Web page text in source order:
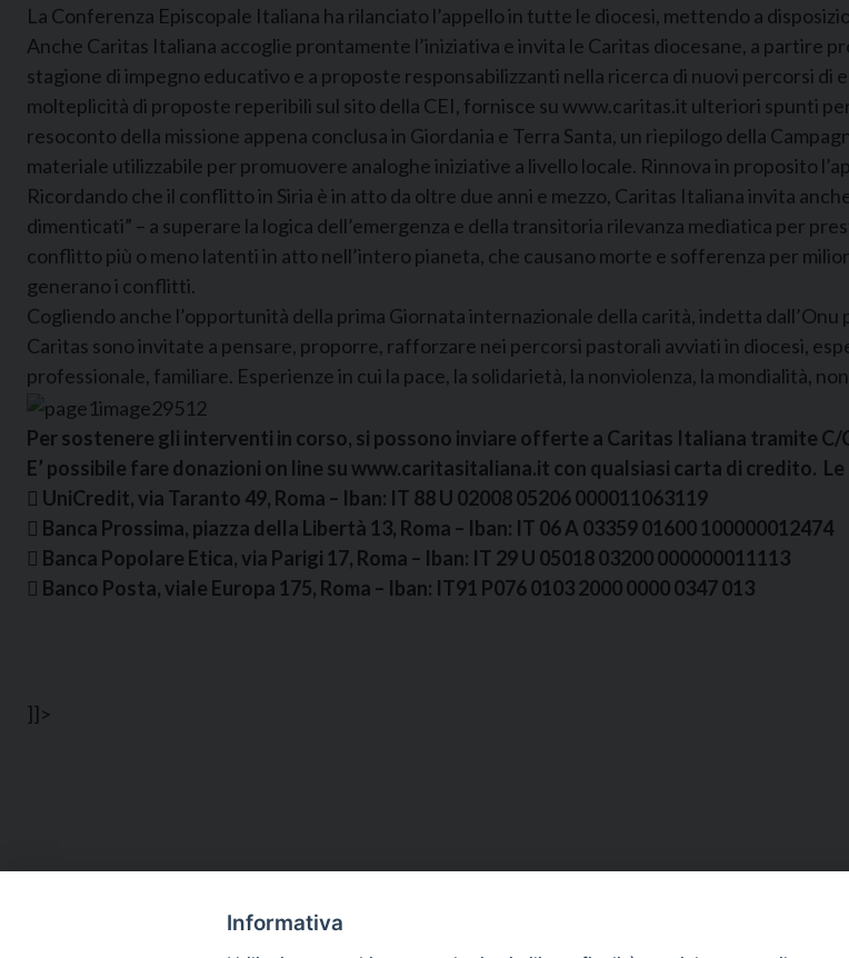
La Conferenza Episcopale Italiana ha rilanciato l’appello in tutte le diocesi, mettendo a
Anche Caritas Italiana accoglie prontamente l’iniziativa e invita le Caritas diocesane, a partire
stagione di impegno educativo e a proposte responsabilizzanti nella ricerca di nuovi percorsi di
molteplicità di proposte reperibili sul sito della CEI, fornisce su www.caritas.it ulteriori spunti
resoconto della missione appena conclusa in Giordania e Terra Santa, un riepilogo della
materiale utilizzabile per promuovere analoghe iniziative a livello locale. Rinnova in proposito
Ricordando che il conflitto in Siria è in atto da oltre due anni e mezzo, Caritas Italiana invita
dimenticati” – a superare la logica dell’emergenza e della transitoria rilevanza mediatica per
conflitto più o meno latenti in atto nell’intero pianeta, che causano morte e sofferenza per
generano i conflitti.
Cogliendo anche l’opportunità della prima Giornata internazionale della carità, indetta
Caritas sono invitate a pensare, proporre, rafforzare nei percorsi pastorali avviati in diocesi,
professionale, familiare. Esperienze in cui la pace, la solidarietà, la nonviolenza, la mondialità,
Per sostenere gli interventi in corso, si possono inviare offerte a Caritas Italiana tramite C/
E’ possibile fare donazioni on line su www.caritasitaliana.it con qualsiasi carta di credito.
 UniCredit, via Taranto 49, Roma – Iban: IT 88 U 02008 05206 000011063119
 Banca Prossima, piazza della Libertà 13, Roma – Iban: IT 06 A 03359 01600 100000012474
 Banca Popolare Etica, via Parigi 17, Roma – Iban: IT 29 U 05018 03200 000000011113
 Banco Posta, viale Europa 175, Roma – Iban: IT91 P076 0103 2000 0000 0347 013
]]>
Informativa